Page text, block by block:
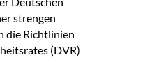
strengen
die Richtlinien
(DVR)